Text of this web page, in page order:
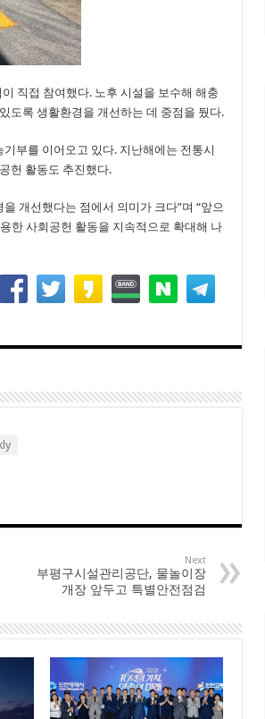
직접 참여했다. 노후 시설을 보수해 해충
도록 생활환경을 개선하는 데 중점을 뒀다.
부를 이어오고 있다. 지난해에는 전통시
헌 활동도 추진했다.
개선했다는 점에서 의미가 크다”며 “앞으
한 사회공헌 활동을 지속적으로 확대해 나
Next
부평구시설관리공단, 물놀이장
개장 앞두고 특별안전점검